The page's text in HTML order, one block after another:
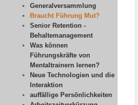
Generalversammlung
Braucht Führung Mut?
Senior Retention -
Behaltemanagement
Was können
Führungskräfte von
Mentaltrainern lernen?
Neue Technologien und die
Interaktion
auffällige Persönlichkeiten